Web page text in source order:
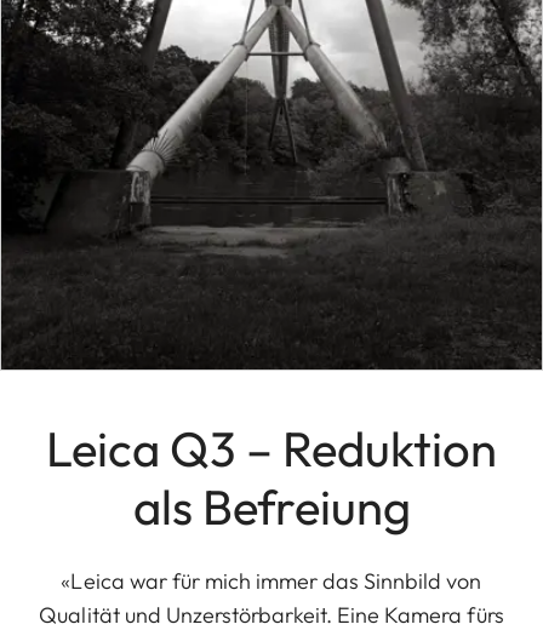
Leica Q3 – Reduktion
als Befreiung
«Leica war für mich immer das Sinnbild von
Qualität und Unzerstörbarkeit. Eine Kamera fürs